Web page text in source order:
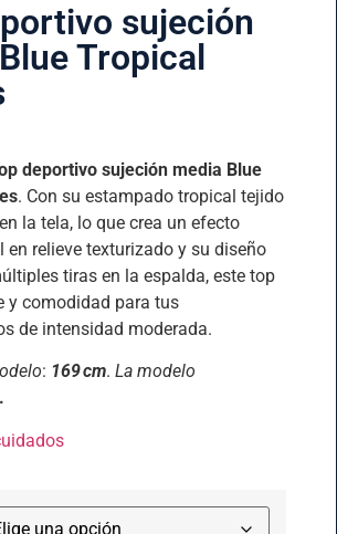
sujeción
Tropical
deportivo sujeción media Blue
. Con su estampado tropical tejido
la tela, lo que crea un efecto
relieve texturizado y su diseño
tiras en la espalda, este top
y comodidad para tus
de intensidad moderada.
: 169 cm. La modelo